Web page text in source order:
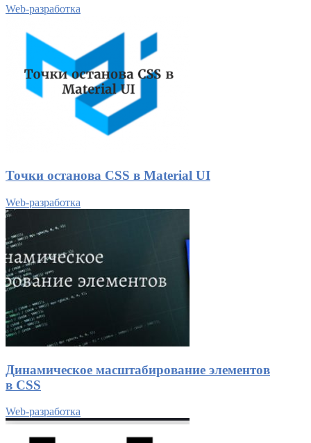
Web-разработка
Точки останова CSS в Material UI
Web-разработка
Динамическое масштабирование элементов
в CSS
Web-разработка